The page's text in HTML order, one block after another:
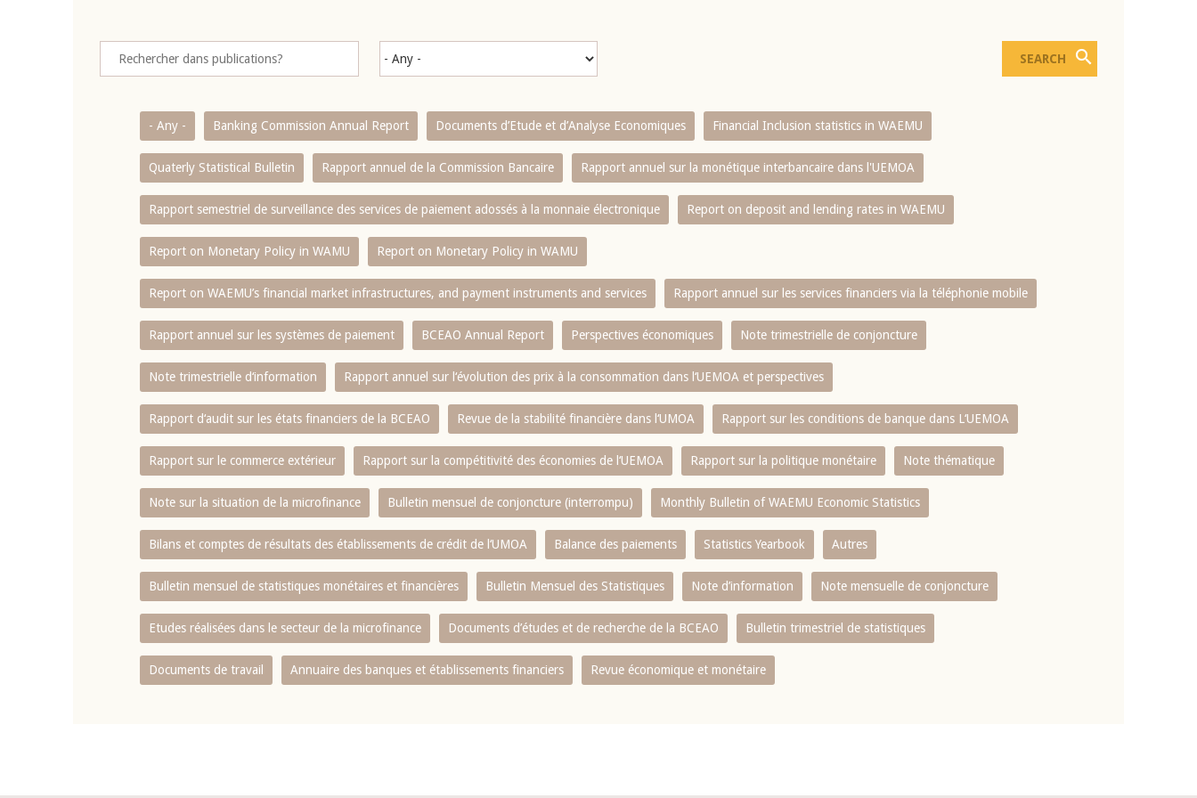
- Any - Banking Commission Annual Report Documents d’Etude et d’Analyse Economiques Financial Inclusion statistics in WAEMU
Quaterly Statistical Bulletin Rapport annuel de la Commission Bancaire Rapport annuel sur la monétique interbancaire dans l'UEMOA
Rapport semestriel de surveillance des services de paiement adossés à la monnaie électronique Report on deposit and lending rates in WAEMU
Report on Monetary Policy in WAMU Report on Monetary Policy in WAMU
Report on WAEMU’s financial market infrastructures, and payment instruments and services Rapport annuel sur les services financiers via la téléphonie mobile
Rapport annuel sur les systèmes de paiement BCEAO Annual Report Perspectives économiques Note trimestrielle de conjoncture
Note trimestrielle d‘information Rapport annuel sur l‘évolution des prix à la consommation dans l‘UEMOA et perspectives
Rapport d‘audit sur les états financiers de la BCEAO Revue de la stabilité financière dans l‘UMOA Rapport sur les conditions de banque dans L‘UEMOA
Rapport sur le commerce extérieur Rapport sur la compétitivité des économies de l‘UEMOA Rapport sur la politique monétaire Note thématique
Note sur la situation de la microfinance Bulletin mensuel de conjoncture (interrompu) Monthly Bulletin of WAEMU Economic Statistics
Bilans et comptes de résultats des établissements de crédit de l‘UMOA Balance des paiements Statistics Yearbook Autres
Bulletin mensuel de statistiques monétaires et financières Bulletin Mensuel des Statistiques Note d’information Note mensuelle de conjoncture
Etudes réalisées dans le secteur de la microfinance Documents d’études et de recherche de la BCEAO Bulletin trimestriel de statistiques
Documents de travail Annuaire des banques et établissements financiers Revue économique et monétaire